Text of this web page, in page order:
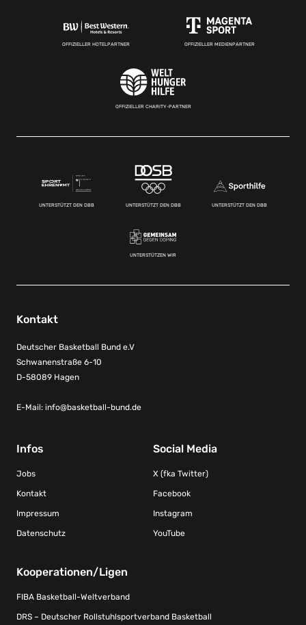
OFFIZIELLER HOTELPARTNER OFFIZIELLER MEDIENPARTNER
OFFIZIELLER CHARITY-PARTNER
UNTERSTÜTZT DEN DBB UNTERSTÜTZT DEN DBB UNTERSTÜTZT DEN DBB
UNTERSTÜTZEN WIR
Kontakt
Deutscher Basketball Bund e.V
Schwanenstraße 6-10
D-58089 Hagen
E-Mail: info@basketball-bund.de
Infos
Jobs
Kontakt
Impressum
Datenschutz
Social Media
X (fka Twitter)
Facebook
Instagram
YouTube
Kooperationen/Ligen
FIBA Basketball-Weltverband
DRS – Deutscher Rollstuhlsportverband Basketball